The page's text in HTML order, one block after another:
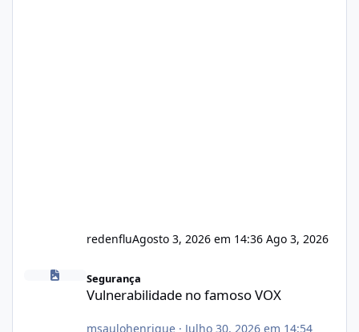
redenfluAgosto 3, 2026 em 14:36 Ago 3, 2026
Vulnerabilidade no famoso VOX
Segurança
Vulnerabilidade no famoso VOX
msaulohenrique· Julho 30, 2026 em 14:54